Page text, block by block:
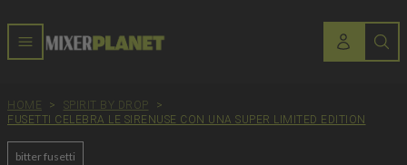
HOME > SPIRIT BY DROP
>
FUSETTI CELEBRA LE SIRENUSE CON UNA SUPER LIMITED EDITION
bitter fusetti